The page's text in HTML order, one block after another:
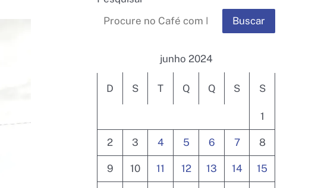
Buscar
junho 2024
D S T Q Q S S
1
2 3 4 5 6 7 8
9 10 11 12 13 14 15